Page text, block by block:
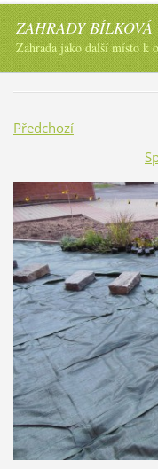
ZAHRADY BÍLKOVÁ
Zahrada jako další místo k
Předchozí